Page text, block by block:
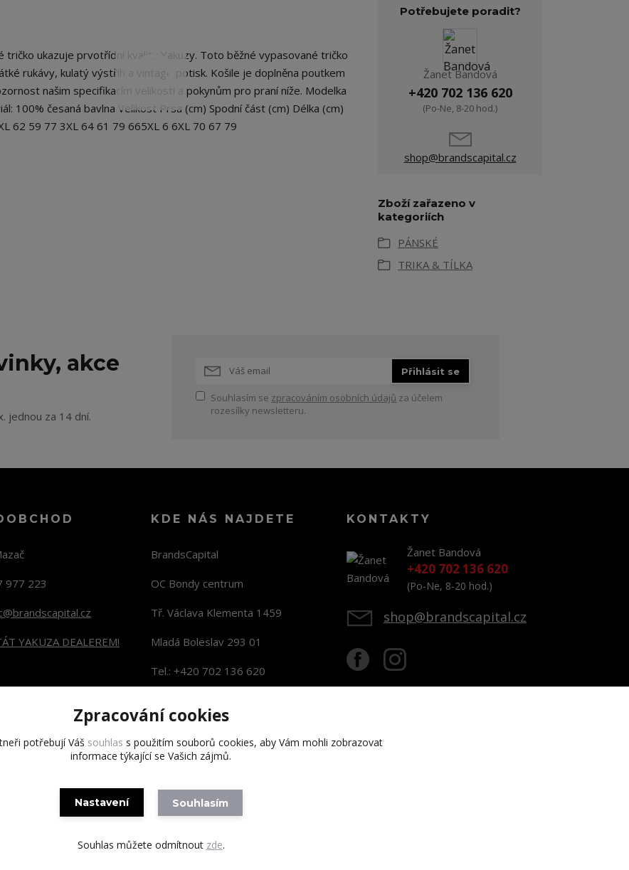
tričko ukazuje prvotřídní kvalitu Yakuzy. Toto běžné vypasované tričko
rukávy, kulatý výstřih a vintage potisk. Košile je doplněna poutkem
našim specifikacím velikosti a pokynům pro praní níže. Modelka
100% česaná bavlna Velikost Prsa (cm) Spodní část (cm) Délka (cm)
62 59 77 3XL 64 61 79 665XL 6 6XL 70 67 79
Potřebujete poradit?
Žanet Bandová
+420 702 136 620
(Po-Ne, 8-20 hod.)
shop@brandscapital.cz
Zboží zařazeno v
kategoriích
PÁNSKÉ
TRIKA & TÍLKA
akce
jednou za 14 dní.
Přihlásit se
Souhlasím se zpracováním osobních údajů za účelem
rozesílky newsletteru.
977 223
YAKUZA DEALEREM!
KDE NÁS NAJDETE
BrandsCapital
OC Bondy centrum
Tř. Václava Klementa 1459
Mladá Boleslav 293 01
Tel.: +420 702 136 620
KONTAKTY
Žanet Bandová
+420 702 136 620
(Po-Ne, 8-20 hod.)
shop@brandscapital.cz
Copyright 2020 BrandsCapital s.r.o.
Zpracování cookies
potřebují Váš souhlas s použitím souborů cookies, aby Vám mohli zobrazovat
informace týkající se Vašich zájmů.
Nastavení Souhlasím
Souhlas můžete odmítnout zde.